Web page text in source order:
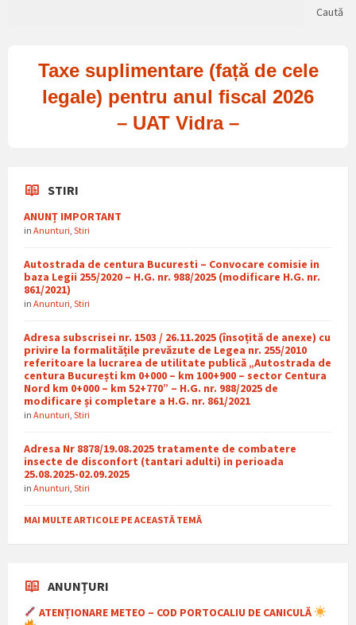
Caută
Taxe suplimentare (față de cele
legale) pentru anul fiscal 2026
– UAT Vidra –
STIRI
ANUNȚ IMPORTANT
in Anunturi Stiri
Autostrada de centura Bucuresti – Convocare comisie in
baza Legii 255/2020 – H.G. nr. 988/2025 (modificare H.G. nr.
861/2021)
in Anunturi Stiri
Adresa subscrisei nr. 1503 / 26.11.2025 (însoțită de anexe) cu
privire la formalitățile prevăzute de Legea nr. 255/2010
referitoare la lucrarea de utilitate publică „Autostrada de
centura București km 0+000 – km 100+900 – sector Centura
Nord km 0+000 – km 52+770” – H.G. nr. 988/2025 de
modificare și completare a H.G. nr. 861/2021
in Anunturi Stiri
Adresa Nr 8878/19.08.2025 tratamente de combatere
insecte de disconfort (tantari adulti) in perioada
25.08.2025-02.09.2025
in Anunturi Stiri
MAI MULTE ARTICOLE PE ACEASTĂ TEMĂ
ANUNȚURI
ATENȚIONARE METEO – COD PORTOCALIU DE CANICULĂ